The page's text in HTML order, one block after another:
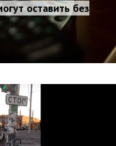
оставить без